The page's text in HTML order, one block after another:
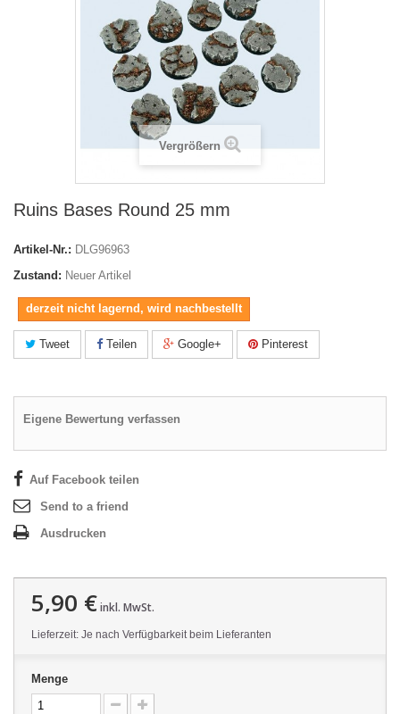
Vergrößern
Ruins Bases Round 25 mm
Artikel-Nr.: DLG96963
Zustand: Neuer Artikel
derzeit nicht lagernd, wird nachbestellt
Tweet Teilen Google+ Pinterest
Eigene Bewertung verfassen
Auf Facebook teilen
Send to a friend
Ausdrucken
5,90 €inkl. MwSt.
Lieferzeit: Je nach Verfügbarkeit beim Lieferanten
Menge